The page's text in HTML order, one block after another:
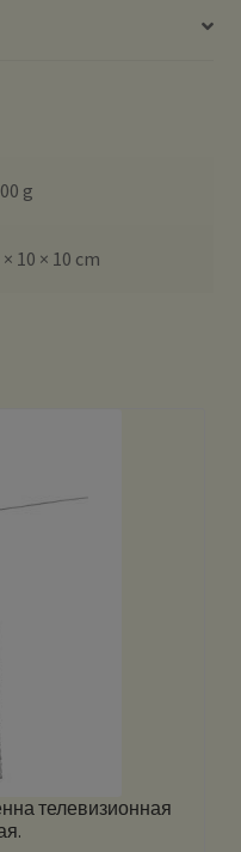
g
× 10 × 10 cm
телевизионная